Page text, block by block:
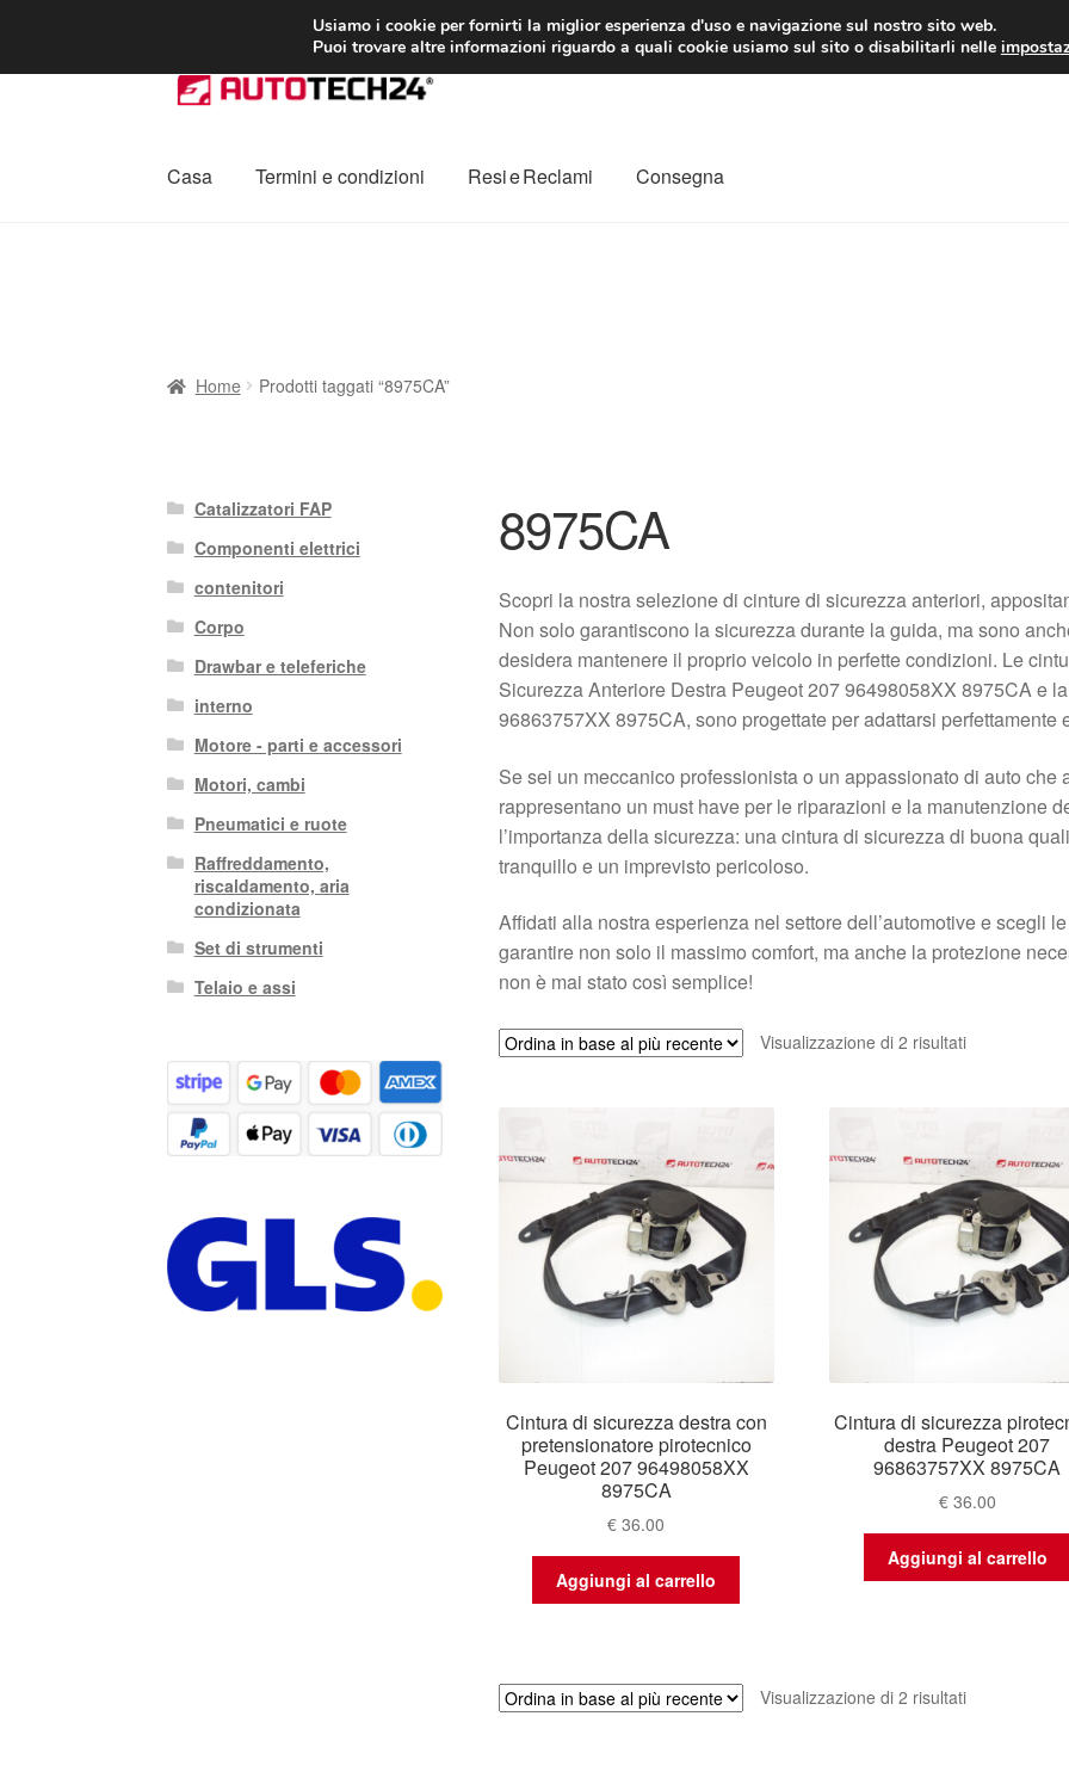
CONSEGNA da 7 EUR Lun-Ven
Vai
alla
Vai
al
Casa
Termini e condizioni Resi e Reclami Consegna
Home Prodotti taggati “8975CA”
8975CA
Scopri la nostra selezione di cinture di sicurezza anteriori,
Non solo garantiscono la sicurezza durante la guida, ma sono
desidera mantenere il proprio veicolo in perfette condizioni. Le
Sicurezza Anteriore Destra Peugeot 207 96498058XX 8975CA e
96863757XX 8975CA, sono progettate per adattarsi perfettamente
Se sei un meccanico professionista o un appassionato di auto che
rappresentano un must have per le riparazioni e la manutenzione
l’importanza della sicurezza: una cintura di sicurezza di buona
tranquillo e un imprevisto pericoloso.
Affidati alla nostra esperienza nel settore dell’automotive e scegli
garantire non solo il massimo comfort, ma anche la protezione
non è mai stato così semplice!
Visualizzazione di 2 risultatiOrdina
recente
Cintura di sicurezza destra con
pretensionatore pirotecnico
Peugeot 207 96498058XX
8975CA
€ 36.00
Aggiungi al carrello
Cintura di sicurezza
destra Peugeot 207
96863757XX 8975CA
€36.00
Aggiungi al carrello
Visualizzazione di 2 risultatiOrdina
Catalizzatori FAP
Componenti elettrici
contenitori
Corpo
Drawbar e teleferiche
interno
Motore - parti e accessori
Motori, cambi
Pneumatici e ruote
Raffreddamento,
riscaldamento, aria
condizionata
Set di strumenti
Telaio e assi
Usiamo i cookie per fornirti la miglior esperienza d'uso e navigazione sul nostro sito web.
Puoi trovare altre informazioni riguardo a quali cookie usiamo sul sito o disabilitarli nelle